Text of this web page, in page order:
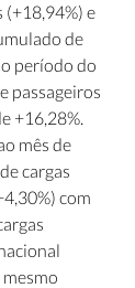
e
de
período do
passageiros
+16,28%.
mês de
cargas
com
mesmo